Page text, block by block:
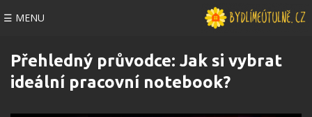
☰ MENU
Přehledný průvodce: Jak si vybrat
ideální pracovní notebook?